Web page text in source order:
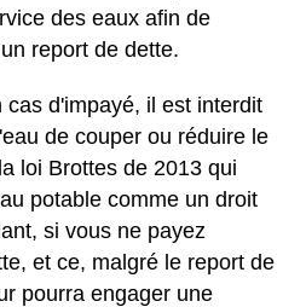
des eaux afin de
report de dette.
d'impayé, il est interdit
de couper ou réduire le
loi Brottes de 2013 qui
potable comme un droit
si vous ne payez
et ce, malgré le report de
pourra engager une